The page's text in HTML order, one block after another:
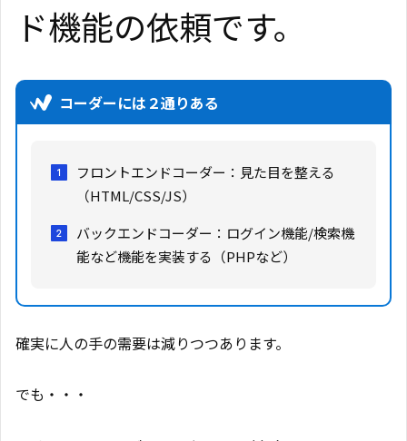
ド機能の依頼です。
コーダーには２通りある
フロントエンドコーダー：見た目を整える
（HTML/CSS/JS）
バックエンドコーダー：ログイン機能/検索機
能など機能を実装する（PHPなど）
確実に人の手の需要は減りつつあります。
でも・・・